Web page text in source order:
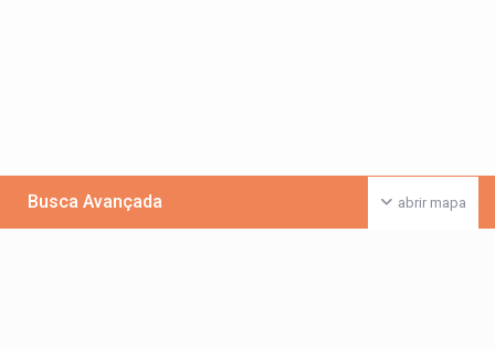
abrir mapa
Busca Avançada